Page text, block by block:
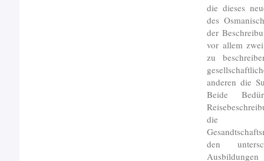
die dieses
des
der
vor allem
zu
anderen die
Beide
die
den